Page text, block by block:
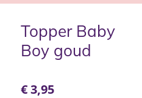
Topper Baby
Boy goud
€ 3,95